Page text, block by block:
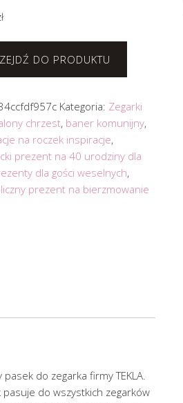
DO PRODUKTU
Kategoria: Zegarki
chrzest, baner komunijny,
na roczek inspiracje,
prezent na 40 urodziny dla
dla gości weselnych,
prezent na bierzmowanie
do zegarka firmy TEKLA.
do wszystkich zegarków